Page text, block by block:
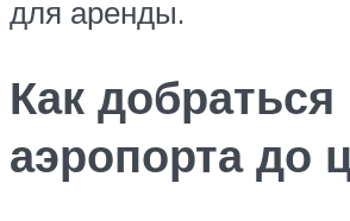
для аренды.
Как добраться
аэропорта до